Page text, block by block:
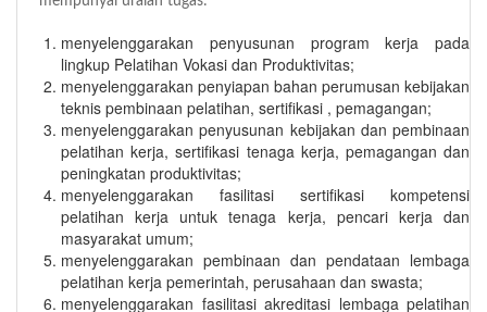
menyelenggarakan penyusunan program kerja pada
lingkup Pelatihan Vokasi dan Produktivitas;
menyelenggarakan penyiapan bahan perumusan kebijakan
teknis pembinaan pelatihan, sertifikasi , pemagangan;
menyelenggarakan penyusunan kebijakan dan pembinaan
pelatihan kerja, sertifikasi tenaga kerja, pemagangan dan
peningkatan produktivitas;
menyelenggarakan fasilitasi sertifikasi kompetensi
pelatihan kerja untuk tenaga kerja, pencari kerja dan
masyarakat umum;
menyelenggarakan pembinaan dan pendataan lembaga
pelatihan kerja pemerintah, perusahaan dan swasta;
menyelenggarakan fasilitasi akreditasi lembaga pelatihan